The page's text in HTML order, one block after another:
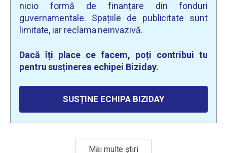
nicio formă de finanțare din fonduri
guvernamentale. Spațiile de publicitate sunt
limitate, iar reclama neinvazivă.
Dacă îți place ce facem, poți contribui tu
pentru susținerea echipei Biziday.
SUSȚINE ECHIPA BIZIDAY
Mai multe știri